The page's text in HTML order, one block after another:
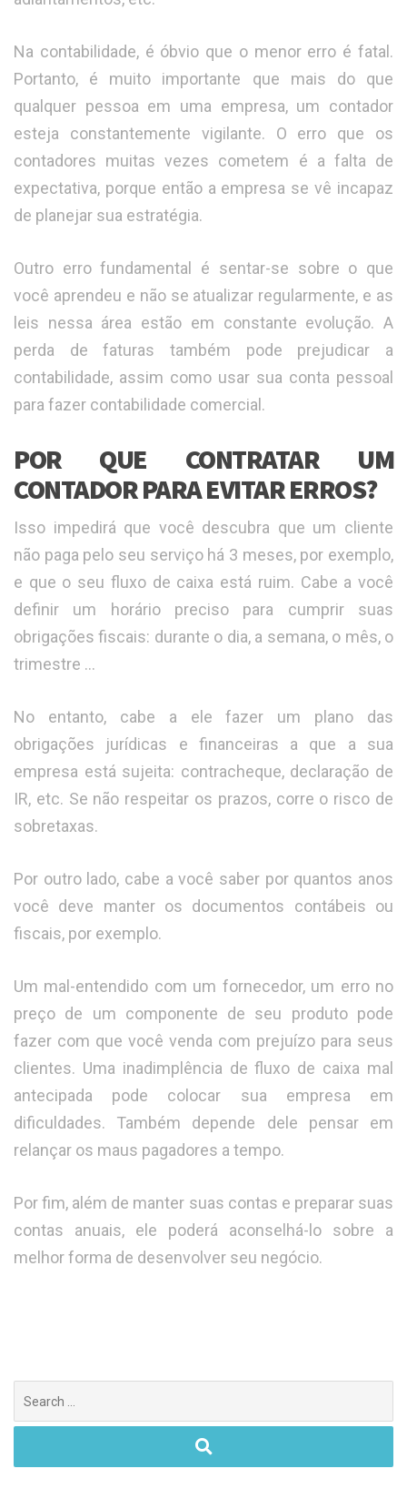
Na contabilidade, é óbvio que o menor erro é fatal.
Portanto, é muito importante que mais do que
qualquer pessoa em uma empresa, um contador
esteja constantemente vigilante. O erro que os
contadores muitas vezes cometem é a falta de
expectativa, porque então a empresa se vê incapaz
de planejar sua estratégia.
Outro erro fundamental é sentar-se sobre o que
você aprendeu e não se atualizar regularmente, e as
leis nessa área estão em constante evolução. A
perda de faturas também pode prejudicar a
contabilidade, assim como usar sua conta pessoal
para fazer contabilidade comercial.
POR QUE CONTRATAR UM
CONTADOR PARA EVITAR ERROS?
Isso impedirá que você descubra que um cliente
não paga pelo seu serviço há 3 meses, por exemplo,
e que o seu fluxo de caixa está ruim. Cabe a você
definir um horário preciso para cumprir suas
obrigações fiscais: durante o dia, a semana, o mês, o
trimestre …
No entanto, cabe a ele fazer um plano das
obrigações jurídicas e financeiras a que a sua
empresa está sujeita: contracheque, declaração de
IR, etc. Se não respeitar os prazos, corre o risco de
sobretaxas.
Por outro lado, cabe a você saber por quantos anos
você deve manter os documentos contábeis ou
fiscais, por exemplo.
Um mal-entendido com um fornecedor, um erro no
preço de um componente de seu produto pode
fazer com que você venda com prejuízo para seus
clientes. Uma inadimplência de fluxo de caixa mal
antecipada pode colocar sua empresa em
dificuldades. Também depende dele pensar em
relançar os maus pagadores a tempo.
Por fim, além de manter suas contas e preparar suas
contas anuais, ele poderá aconselhá-lo sobre a
melhor forma de desenvolver seu negócio.